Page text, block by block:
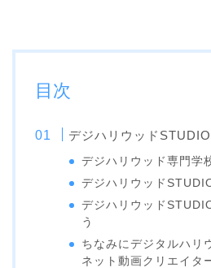
目次
デジハリウッド
デジハリウッド専門学
デジハリウッド
デジハリウッド
う
ちなみにデジタルハリ
ネット動画クリエイタ